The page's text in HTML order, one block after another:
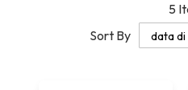
5
Sort By